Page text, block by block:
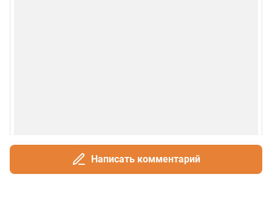
Написать комментарий